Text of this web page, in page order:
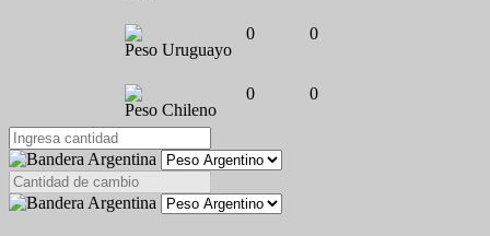
Peso Uruguayo
0 0
Peso Chileno
0 0